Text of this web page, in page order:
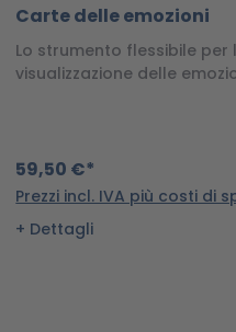
Carte delle emozioni
Lo strumento flessibile per
visualizzazione delle
59,50 €*
Prezzi incl. IVA più costi di
Dettagli